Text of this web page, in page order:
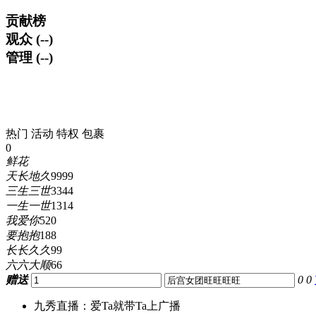
贡献榜
观众 (--)
管理 (--)
热门 活动 特权 包裹
0
鲜花
天长地久9999
三生三世3344
一生一世1314
我爱你520
要抱抱188
长长久久99
六六大顺66
赠送
0 0
九秀直播：爱Ta就带Ta上广播